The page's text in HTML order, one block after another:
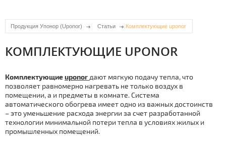
Продукция Упонор (Uponor) Статьи Комплектующие uponor
КОМПЛЕКТУЮЩИЕ UPONOR
Комплектующиеuponor дают мягкую подачу тепла, что
позволяет равномерно нагревать не только воздух в
помещении, а и предметы в комнате. Система
автоматического обогрева имеет одно из важных достоинств
– это уменьшение расхода энергии за счет разработанной
технологии минимальной потери тепла в условиях жилых и
промышленных помещений.